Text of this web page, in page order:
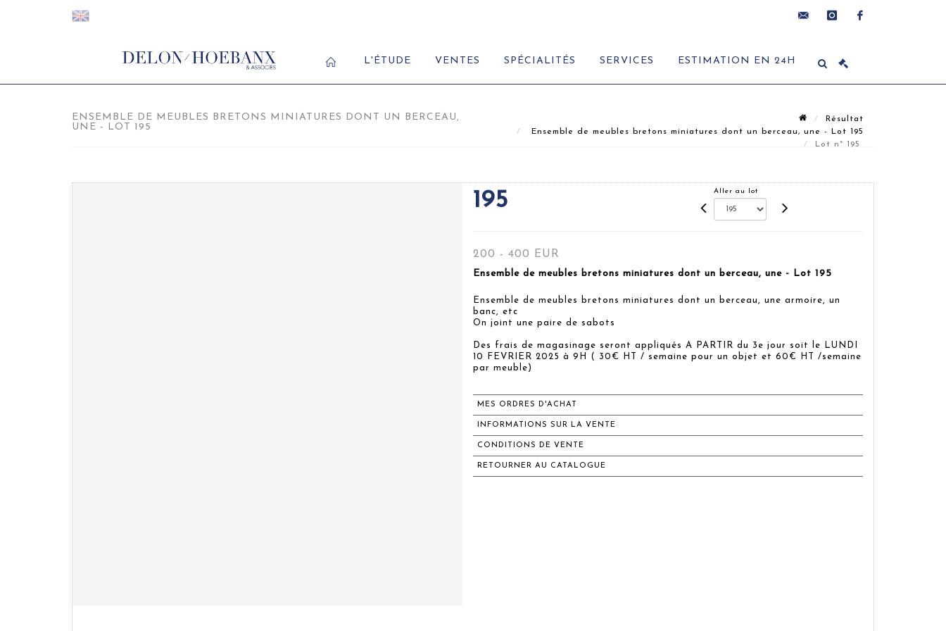
L'ÉTUDE VENTES SPÉCIALITÉS SERVICES ESTIMATION EN 24H
ENSEMBLE DE MEUBLES BRETONS MINIATURES DONT UN BERCEAU,
UNE - LOT 195
Résultat
Ensemble de meubles bretons miniatures dont un berceau, une - Lot 195
Lot n° 195
195 Aller au lot
200 - 400 EUR
Ensemble de meubles bretons miniatures dont un berceau, une - Lot 195
Ensemble de meubles bretons miniatures dont un berceau, une armoire, un
banc, etc
On joint une paire de sabots
Des frais de magasinage seront appliqués A PARTIR du 3e jour soit le LUNDI
10 FEVRIER 2025 à 9H ( 30€ HT / semaine pour un objet et 60€ HT /semaine
par meuble)
MES ORDRES D'ACHAT
INFORMATIONS SUR LA VENTE
CONDITIONS DE VENTE
RETOURNER AU CATALOGUE